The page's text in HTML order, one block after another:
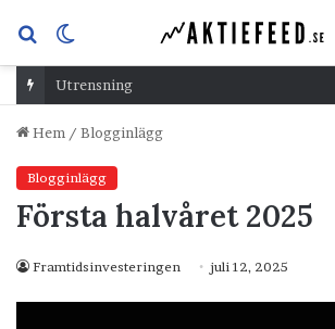
Sök
efterskin
Utrensning
Hem / Blogginlägg
Blogginlägg
Första halvåret 2025
Framtidsinvesteringen juli 12, 2025